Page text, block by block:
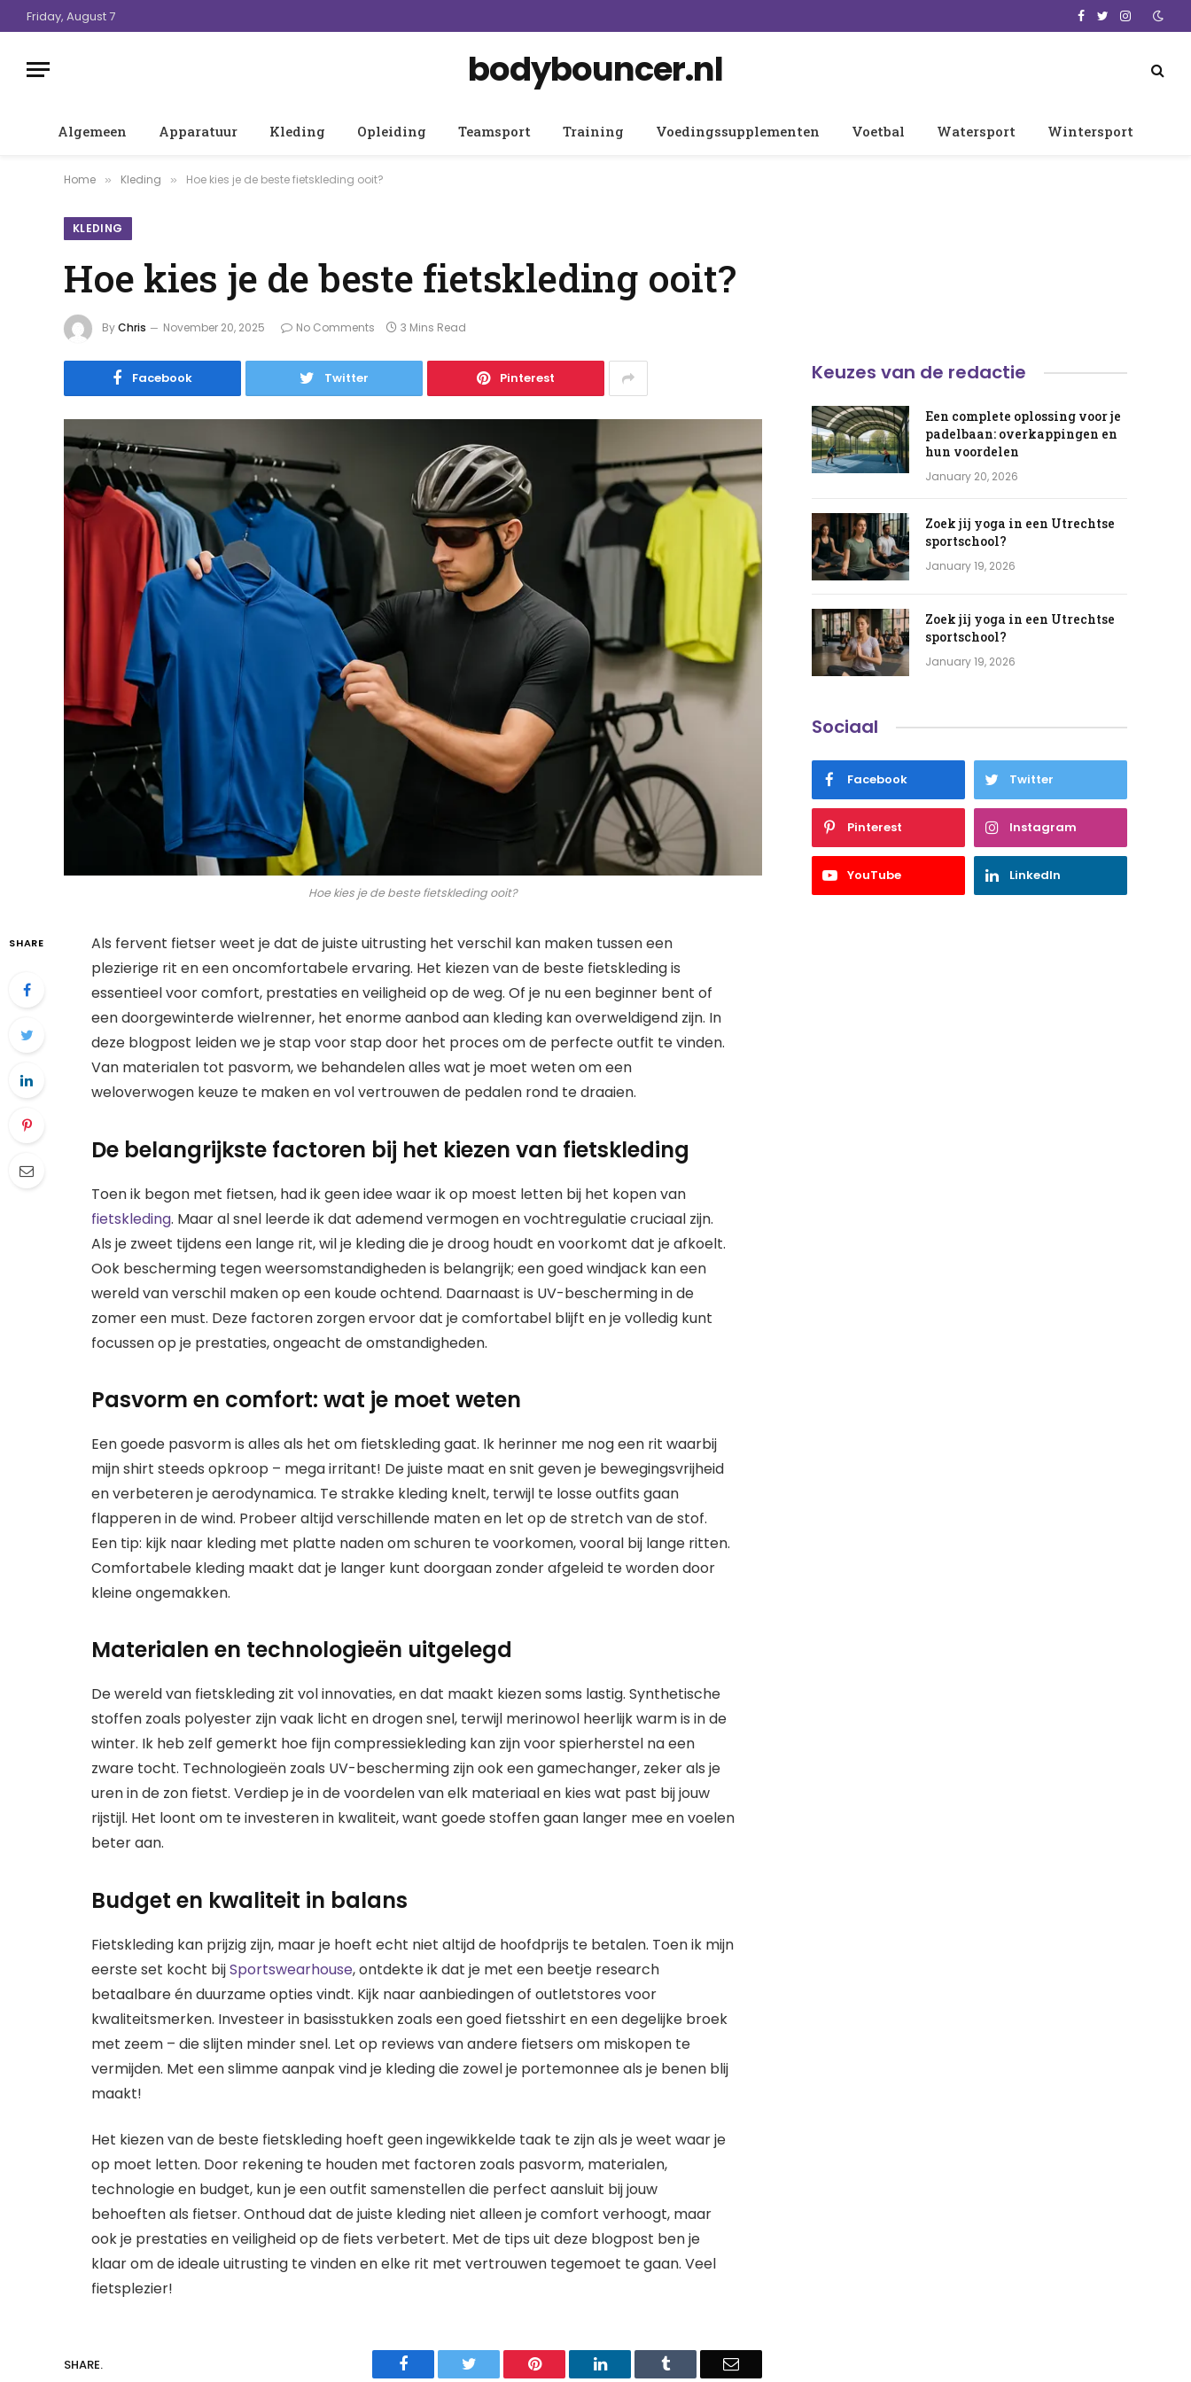
Friday, August 7 Facebook
TwitterInstagram
bodybouncer.nl
Algemeen Apparatuur Kleding Opleiding Teamsport Training Voedingssupplementen Voetbal Watersport Wintersport
Home » Kleding » Hoe kies je de beste fietskleding ooit?
KLEDING
Hoe kies je de beste fietskleding ooit?
ByChris November 20, 2025 No Comments 3 Mins Read
Facebook Twitter Pinterest
Hoe kies je de beste fietskleding ooit?
SHARE
Als fervent fietser weet je dat de juiste uitrusting het verschil kan maken tussen een
plezierige rit en een oncomfortabele ervaring. Het kiezen van de beste fietskleding is
essentieel voor comfort, prestaties en veiligheid op de weg. Of je nu een beginner bent of
een doorgewinterde wielrenner, het enorme aanbod aan kleding kan overweldigend zijn. In
deze blogpost leiden we je stap voor stap door het proces om de perfecte outfit te vinden.
Van materialen tot pasvorm, we behandelen alles wat je moet weten om een
weloverwogen keuze te maken en vol vertrouwen de pedalen rond te draaien.
De belangrijkste factoren bij het kiezen van fietskleding
Toen ik begon met fietsen, had ik geen idee waar ik op moest letten bij het kopen van
fietskleding. Maar al snel leerde ik dat ademend vermogen en vochtregulatie cruciaal zijn.
Als je zweet tijdens een lange rit, wil je kleding die je droog houdt en voorkomt dat je afkoelt.
Ook bescherming tegen weersomstandigheden is belangrijk; een goed windjack kan een
wereld van verschil maken op een koude ochtend. Daarnaast is UV-bescherming in de
zomer een must. Deze factoren zorgen ervoor dat je comfortabel blijft en je volledig kunt
focussen op je prestaties, ongeacht de omstandigheden.
Pasvorm en comfort: wat je moet weten
Een goede pasvorm is alles als het om fietskleding gaat. Ik herinner me nog een rit waarbij
mijn shirt steeds opkroop – mega irritant! De juiste maat en snit geven je bewegingsvrijheid
en verbeteren je aerodynamica. Te strakke kleding knelt, terwijl te losse outfits gaan
flapperen in de wind. Probeer altijd verschillende maten en let op de stretch van de stof.
Een tip: kijk naar kleding met platte naden om schuren te voorkomen, vooral bij lange ritten.
Comfortabele kleding maakt dat je langer kunt doorgaan zonder afgeleid te worden door
kleine ongemakken.
Materialen en technologieën uitgelegd
De wereld van fietskleding zit vol innovaties, en dat maakt kiezen soms lastig. Synthetische
stoffen zoals polyester zijn vaak licht en drogen snel, terwijl merinowol heerlijk warm is in de
winter. Ik heb zelf gemerkt hoe fijn compressiekleding kan zijn voor spierherstel na een
zware tocht. Technologieën zoals UV-bescherming zijn ook een gamechanger, zeker als je
uren in de zon fietst. Verdiep je in de voordelen van elk materiaal en kies wat past bij jouw
rijstijl. Het loont om te investeren in kwaliteit, want goede stoffen gaan langer mee en voelen
beter aan.
Budget en kwaliteit in balans
Fietskleding kan prijzig zijn, maar je hoeft echt niet altijd de hoofdprijs te betalen. Toen ik mijn
eerste set kocht bijSportswearhouse, ontdekte ik dat je met een beetje research
betaalbare én duurzame opties vindt. Kijk naar aanbiedingen of outletstores voor
kwaliteitsmerken. Investeer in basisstukken zoals een goed fietsshirt en een degelijke broek
met zeem – die slijten minder snel. Let op reviews van andere fietsers om miskopen te
vermijden. Met een slimme aanpak vind je kleding die zowel je portemonnee als je benen blij
maakt!
Het kiezen van de beste fietskleding hoeft geen ingewikkelde taak te zijn als je weet waar je
op moet letten. Door rekening te houden met factoren zoals pasvorm, materialen,
technologie en budget, kun je een outfit samenstellen die perfect aansluit bij jouw
behoeften als fietser. Onthoud dat de juiste kleding niet alleen je comfort verhoogt, maar
ook je prestaties en veiligheid op de fiets verbetert. Met de tips uit deze blogpost ben je
klaar om de ideale uitrusting te vinden en elke rit met vertrouwen tegemoet te gaan. Veel
fietsplezier!
SHARE. Facebook Twitter Pinterest LinkedIn Tumblr Email
Keuzes van de redactie
Een complete oplossing voor je
padelbaan: overkappingen en
hun voordelen
January 20, 2026
Zoek jij yoga in een Utrechtse
sportschool?
January 19, 2026
Zoek jij yoga in een Utrechtse
sportschool?
January 19, 2026
Sociaal
Facebook Twitter
Pinterest Instagram
YouTube LinkedIn